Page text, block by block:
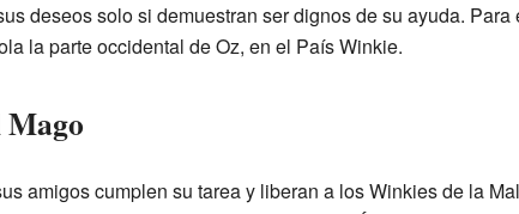
deseos solo si demuestran ser dignos de su ayuda.
la parte occidental de Oz, en el País Winkie.
Mago
amigos cumplen su tarea y liberan a los Winkies de la